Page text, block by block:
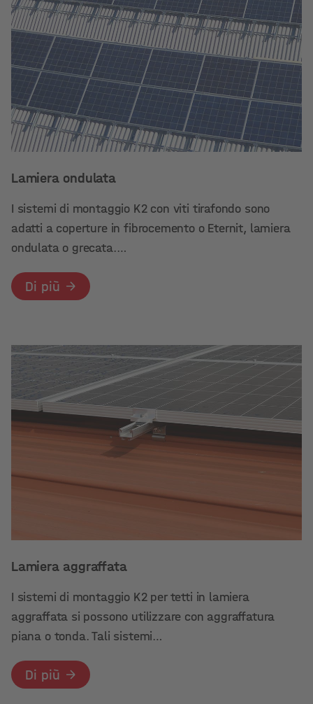
Lamiera ondulata
I sistemi di montaggio K2 con viti tirafondo sono
adatti a coperture in fibrocemento o Eternit, lamiera
ondulata o grecata.…
Di più
Lamiera aggraffata
I sistemi di montaggio K2 per tetti in lamiera
aggraffata si possono utilizzare con aggraffatura
piana o tonda. Tali sistemi…
Di più